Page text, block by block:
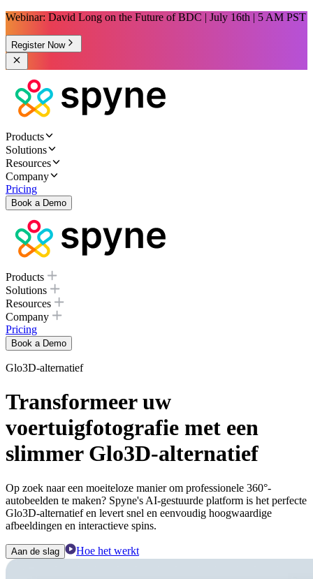
Webinar: David Long on the Future of BDC | July 16th | 5 AM PST
Register Now
Products
Solutions
Resources
Company
Pricing
Book a Demo
Products
Solutions
Resources
Company
Pricing
Book a Demo
Glo3D-alternatief
Transformeer uw
voertuigfotografie met een
slimmer Glo3D-alternatief
Op zoek naar een moeiteloze manier om professionele 360°-
autobeelden te maken? Spyne's AI-gestuurde platform is het perfecte
Glo3D-alternatief en levert snel en eenvoudig hoogwaardige
afbeeldingen en interactieve spins.
Aan de slag Hoe het werkt